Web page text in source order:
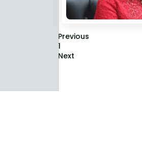
Previous
1
Next